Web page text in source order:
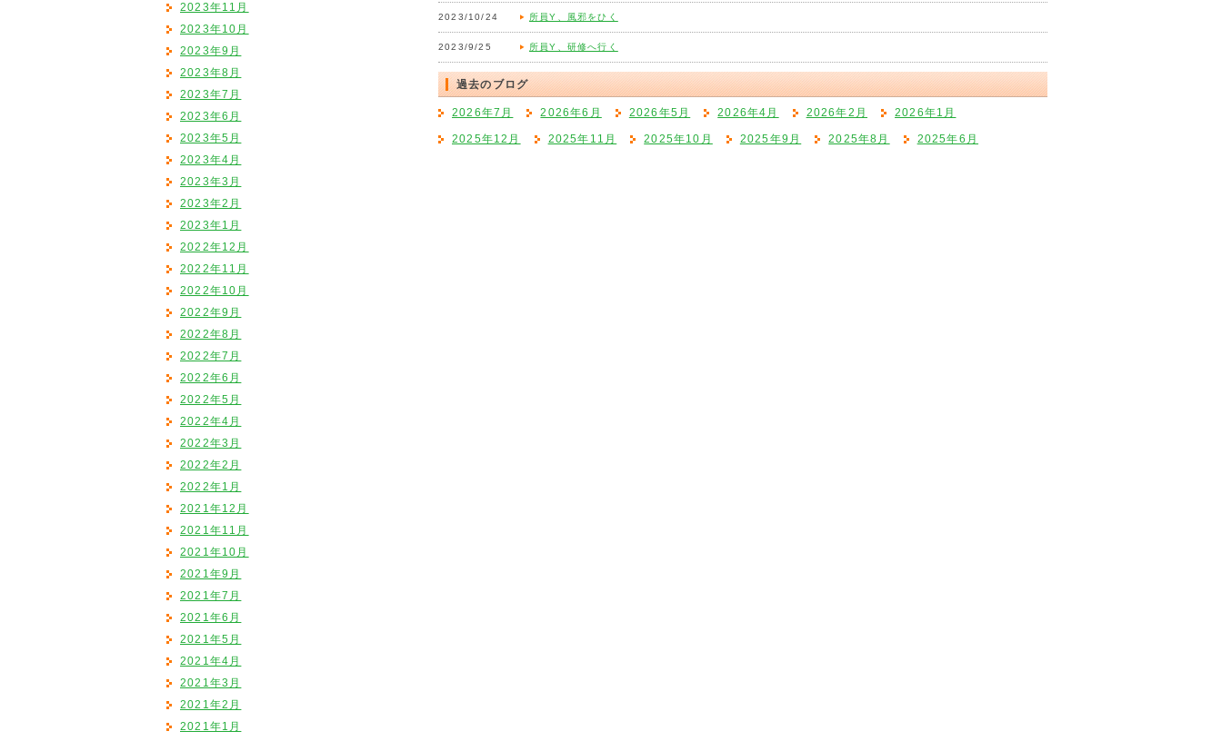
2023/10/24 所員Y、風邪をひく
2023/9/25 所員Y、研修へ行く
過去のブログ
2026年7月 2026年6月 2026年5月 2026年4月 2026年2月 2026年1月
2025年12月 2025年11月 2025年10月 2025年9月 2025年8月 2025年6月
2023年11月
2023年10月
2023年9月
2023年8月
2023年7月
2023年6月
2023年5月
2023年4月
2023年3月
2023年2月
2023年1月
2022年12月
2022年11月
2022年10月
2022年9月
2022年8月
2022年7月
2022年6月
2022年5月
2022年4月
2022年3月
2022年2月
2022年1月
2021年12月
2021年11月
2021年10月
2021年9月
2021年7月
2021年6月
2021年5月
2021年4月
2021年3月
2021年2月
2021年1月